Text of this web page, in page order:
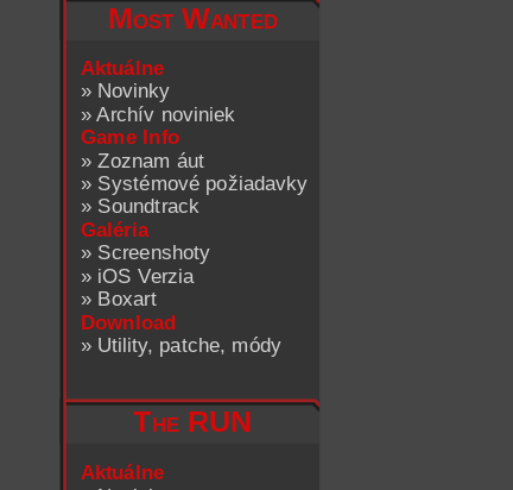
Most Wanted
Aktuálne
» Novinky
»Archív noviniek
Game Info
»Zoznam áut
» Systémové požiadavky
» Soundtrack
Galéria
» Screenshoty
» iOS Verzia
» Boxart
Download
» Utility, patche, módy
The RUN
Aktuálne